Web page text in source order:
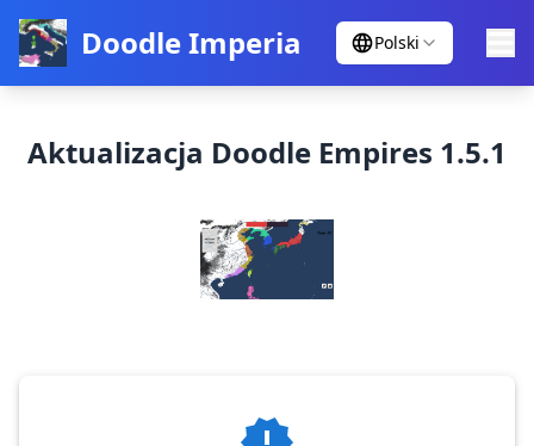
Doodle Imperia Polski
Aktualizacja Doodle Empires 1.5.1